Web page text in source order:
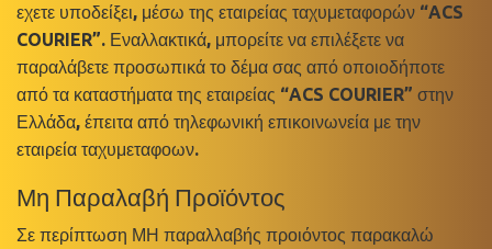
εχετε υποδείξει, μέσω της εταιρείας ταχυμεταφορών “ACS
COURIER”. Εναλλακτικά, μπορείτε να επιλέξετε να
παραλάβετε προσωπικά το δέμα σας από οποιοδήποτε
από τα καταστήματα της εταιρείας “ACS COURIER” στην
Ελλάδα, έπειτα από τηλεφωνική επικοινωνεία με την
εταιρεία ταχυμεταφοων.
Μη Παραλαβή Προϊόντος
Σε περίπτωση ΜΗ παραλλαβής προιόντος παρακαλώ